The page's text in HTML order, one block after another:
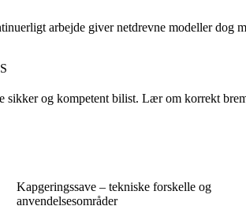
arbejde giver netdrevne modeller dog
og kompetent bilist. Lær om korrekt
Kapgeringssave – tekniske forskelle og
anvendelsesområder